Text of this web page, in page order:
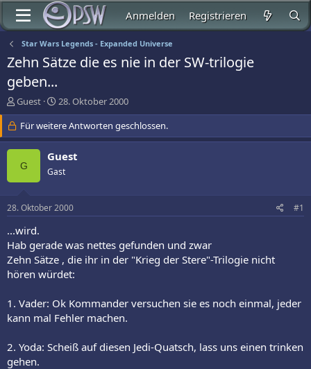
Anmelden Registrieren
Star Wars Legends - Expanded Universe
Zehn Sätze die es nie in der SW-trilogie
geben...
E
r
s
t
e
Guest
E
r
s
t
l
l
m
28. Oktober 2000
Für weitere Antworten geschlossen.
G
Guest
Gast
28. Oktober 2000 #1
...wird.
Hab gerade was nettes gefunden und zwar
Zehn Sätze , die ihr in der "Krieg der Stere"-Trilogie nicht
hören würdet:
1. Vader: Ok Kommander versuchen sie es noch einmal, jeder
kann mal Fehler machen.
2. Yoda: Scheiß auf diesen Jedi-Quatsch, lass uns einen trinken
gehen.